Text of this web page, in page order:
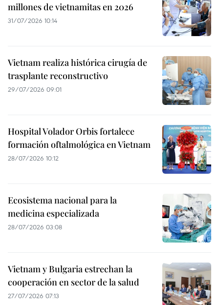
millones de vietnamitas en 2026
31/07/2026 10:14
Vietnam realiza histórica cirugía de
trasplante reconstructivo
29/07/2026 09:01
Hospital Volador Orbis fortalece
formación oftalmológica en Vietnam
28/07/2026 10:12
Ecosistema nacional para la
medicina especializada
28/07/2026 03:08
Vietnam y Bulgaria estrechan la
cooperación en sector de la salud
27/07/2026 07:13